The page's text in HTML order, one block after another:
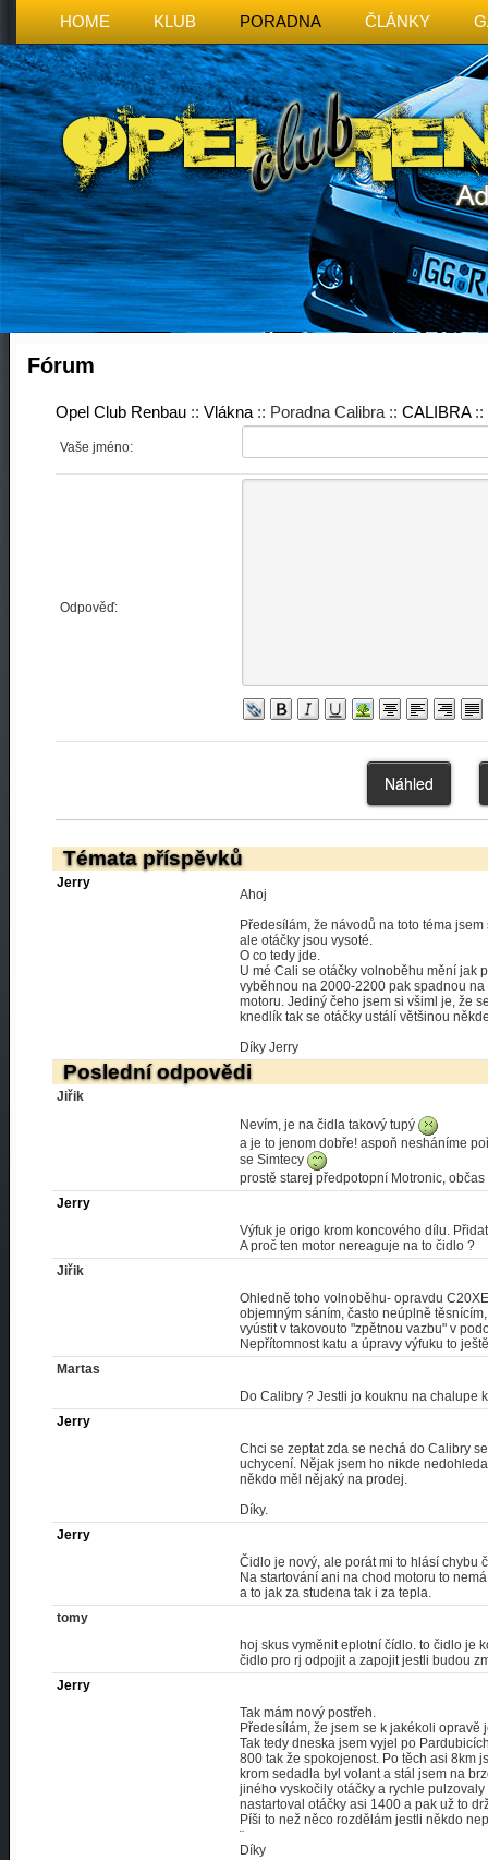
HOME KLUB PORADNA ČLÁNKY
Fórum
Opel Club Renbau :: Vlákna :: Poradna Calibra :: CALIBRA::
Vaše jméno:
Odpověď:
Témata příspěvků
Jerry
Ahoj
Předesílám, že návodů na toto téma
ale otáčky jsou vysoté.
O co tedy jde.
U mé Cali se otáčky volnoběhu mění jak
vyběhnou na 2000-2200 pak spadnou
motoru. Jediný čeho jsem si všiml je, že
knedlík tak se otáčky ustálí většinou
Díky Jerry
Poslední odpovědi
Jiřik
Nevím, je na čidla takový tupý
a je to jenom dobře! aspoň nesháníme
se Simtecy
prostě starej předpotopní Motronic,
Jerry
Výfuk je origo krom koncového dílu.
A proč ten motor nereaguje na to čidlo ?
Jiřik
Ohledně toho volnoběhu- opravdu
objemným sáním, často neúplně
vyústit v takovouto "zpětnou vazbu" v
Nepřítomnost katu a úpravy výfuku to
Martas
Do Calibry ? Jestli jo kouknu na chalupe
Jerry
Chci se zeptat zda se nechá do Calibry
uchycení. Nějak jsem ho nikde
někdo měl nějaký na prodej.
Díky.
Jerry
Čidlo je nový, ale porát mi to hlásí chybu
Na startování ani na chod motoru to
a to jak za studena tak i za tepla.
tomy
hoj skus vyměnit eplotní čídlo. to čidlo je
čidlo pro rj odpojit a zapojit jestli budou
Jerry
Tak mám nový postřeh.
Předesílám, že jsem se k jakékoli opravě
Tak tedy dneska jsem vyjel po
800 tak že spokojenost. Po těch asi 8km
krom sedadla byl volant a stál jsem na
jiného vyskočily otáčky a rychle
nastartoval otáčky asi 1400 a pak už to
Píši to než něco rozdělám jestli někdo
¨
Díky